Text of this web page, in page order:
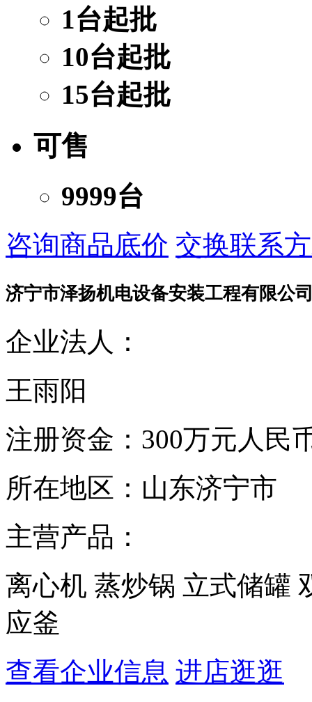
1台起批
10台起批
15台起批
可售
9999台
咨询商品底价 交换联系
济宁市泽扬机电设备安装工程有限公
企业法人：
王雨阳
注册资金： 300万元人民
所在地区： 山东济宁市
主营产品：
离心机 蒸炒锅 立式储罐
应釜
查看企业信息 进店逛逛